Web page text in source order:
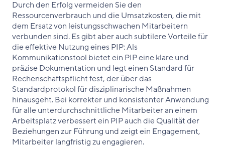
Durch den Erfolg vermeiden Sie den
Ressourcenverbrauch und die Umsatzkosten, die mit
dem Ersatz von leistungsschwachen Mitarbeitern
verbunden sind. Es gibt aber auch subtilere Vorteile für
die effektive Nutzung eines PIP: Als
Kommunikationstool bietet ein PIP eine klare und
präzise Dokumentation und legt einen Standard für
Rechenschaftspflicht fest, der über das
Standardprotokol für disziplinarische Maßnahmen
hinausgeht. Bei korrekter und konsistenter Anwendung
für alle unterdurchschnittliche Mitarbeiter an einem
Arbeitsplatz verbessert ein PIP auch die Qualität der
Beziehungen zur Führung und zeigt ein Engagement,
Mitarbeiter langfristig zu engagieren.